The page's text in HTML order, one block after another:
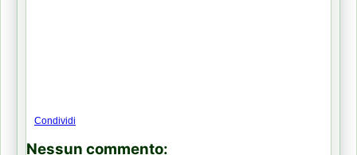
Condividi
Nessun commento: